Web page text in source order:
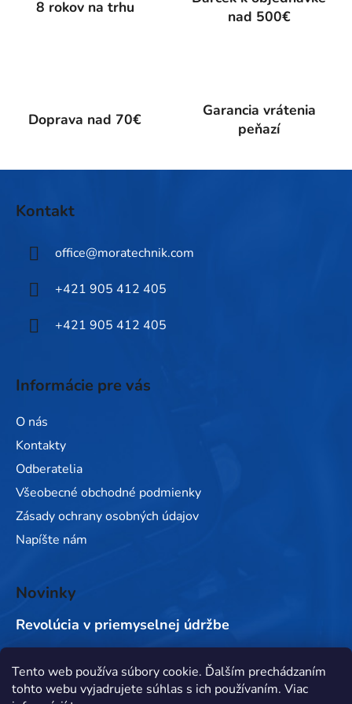
Tento web používa súbory cookie. Ďalším prechádzaním
tohto webu vyjadrujete súhlas s ich používaním. Viac
u
8 rokov na trhu
nad 500€
Doprava nad 70€
Garancia vrátenia
peňazí
Kontakt
office@moratechnik.com
+421 905 412 405
+421 905 412 405
Informácie pre vás
O nás
Kontakty
Odberatelia
Všeobecné obchodné podmienky
Zásady ochrany osobných údajov
Napíšte nám
Novinky
Revolúcia v priemyselnej údržbe
Prijímame online platby